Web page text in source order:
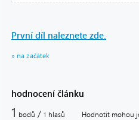
První díl naleznete zde.
» na začátek
hodnocení článku
1 bodů / 1 hlasů Hodnotit mohou